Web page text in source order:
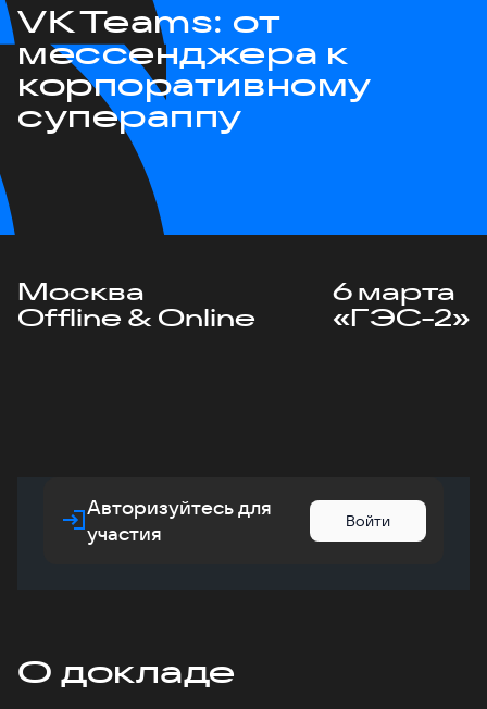
VK Teams: от
мессенджера к
корпоративному
супераппу
Москва
Offline & Online
6 марта
«ГЭС-2»
Авторизуйтесь для
участия
Войти
О докладе